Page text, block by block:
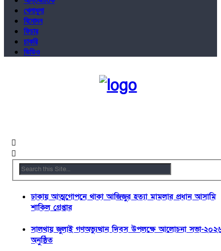
খেলাধুলা
বিনোদন
ফিচার
চাকরি
ভিডিও
ঢাকায় আত্মগোপনে থাকা আজিজুর হত্যা মামলার প্রধান আসামি
শাকিল গ্রেপ্তার
সালথায় জুলাই গণঅভ্যুত্থান দিবস উপলক্ষে আলোচনা সভা-
অনুষ্ঠিত